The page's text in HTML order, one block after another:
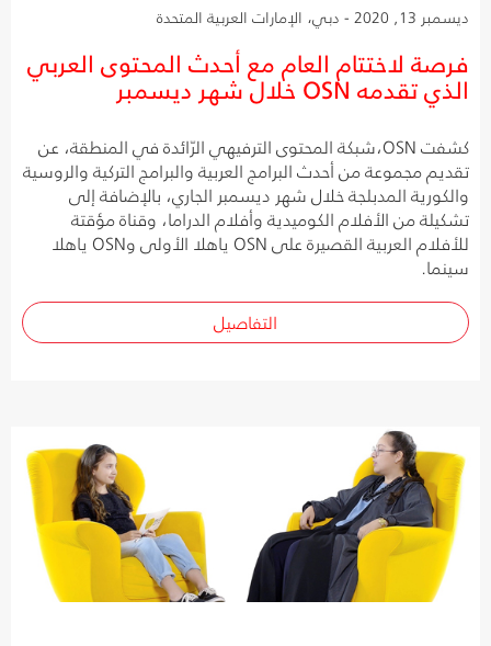
ديسمبر 13, 2020 - دبي، الإمارات العربية المتحدة
فرصة لاختتام العام مع أحدث المحتوى العربي
الذي تقدمه OSN خلال شهر ديسمبر
كشفت OSN،شبكة المحتوى الترفيهي الرّائدة في المنطقة، عن
تقديم مجموعة من أحدث البرامج العربية والبرامج التركية والروسية
والكورية المدبلجة خلال شهر ديسمبر الجاري، بالإضافة إلى
تشكيلة من الأفلام الكوميدية وأفلام الدراما، وقناة مؤقتة
للأفلام العربية القصيرة على OSN ياهلا الأولى وOSN ياهلا
سينما.
التفاصيل